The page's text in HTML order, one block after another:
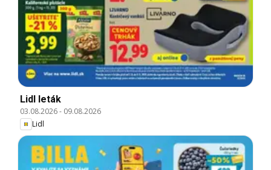
Lidl leták
03.08.2026- 09.08.2026
Lidl